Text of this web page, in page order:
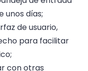
unos días;
de usuario,
para facilitar
con otras